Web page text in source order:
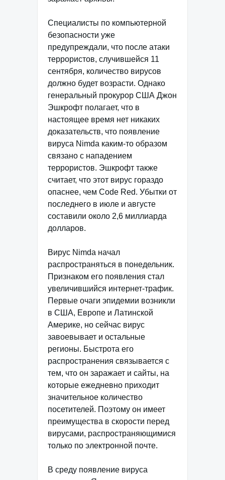
Специалисты по компьютерной
безопасности уже
предупреждали, что после атаки
террористов, случившейся 11
сентября, количество вирусов
должно будет возрасти. Однако
генеральный прокурор США Джон
Эшкрофт полагает, что в
настоящее время нет никаких
доказательств, что появление
вируса Nimda каким-то образом
связано с нападением
террористов. Эшкрофт также
считает, что этот вирус гораздо
опаснее, чем Code Red. Убытки от
последнего в июле и августе
составили около 2,6 миллиарда
долларов.
Вирус Nimda начал
распространяться в понедельник.
Признаком его появления стал
увеличившийся интернет-трафик.
Первые очаги эпидемии возникли
в США, Европе и Латинской
Америке, но сейчас вирус
завоевывает и остальные
регионы. Быстрота его
распространения связывается с
тем, что он заражает и сайты, на
которые ежедневно приходит
значительное количество
посетителей. Поэтому он имеет
преимущества в скорости перед
вирусами, распространяющимися
только по электронной почте.
В среду появление вируса